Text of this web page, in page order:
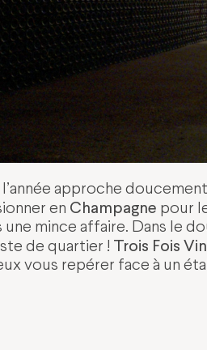
l’année approche
en Champagne pour
mince affaire. Dans le
de quartier ! Trois Fois Vin
vous repérer face à un